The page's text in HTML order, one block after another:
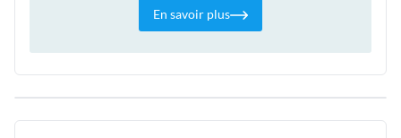
En savoir plus